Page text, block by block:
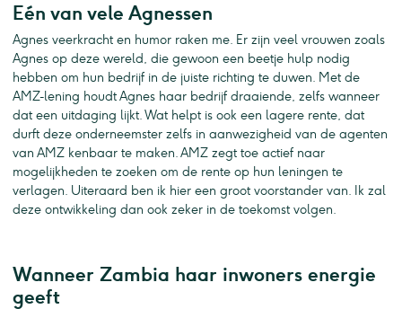
Eén van vele Agnessen
Agnes veerkracht en humor raken me. Er zijn veel vrouwen zoals
Agnes op deze wereld, die gewoon een beetje hulp nodig
hebben om hun bedrijf in de juiste richting te duwen. Met de
AMZ-lening houdt Agnes haar bedrijf draaiende, zelfs wanneer
dat een uitdaging lijkt. Wat helpt is ook een lagere rente, dat
durft deze onderneemster zelfs in aanwezigheid van de agenten
van AMZ kenbaar te maken. AMZ zegt toe actief naar
mogelijkheden te zoeken om de rente op hun leningen te
verlagen. Uiteraard ben ik hier een groot voorstander van. Ik zal
deze ontwikkeling dan ook zeker in de toekomst volgen.
Wanneer Zambia haar inwoners energie
geeft